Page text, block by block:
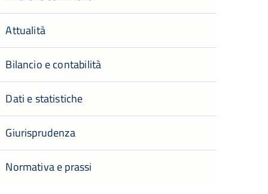
Attualità
Bilancio e contabilità
Dati e statistiche
Giurisprudenza
Normativa e prassi